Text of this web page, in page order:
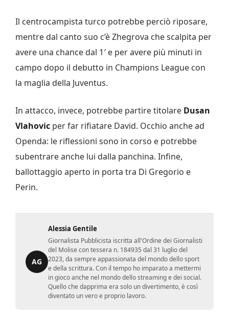
Il centrocampista turco potrebbe perciò riposare,
mentre dal canto suo c’è Zhegrova che scalpita per
avere una chance dal 1′ e per avere più minuti in
campo dopo il debutto in Champions League con
la maglia della Juventus.
In attacco, invece, potrebbe partire titolare Dusan
Vlahovic per far rifiatare David. Occhio anche ad
Openda: le riflessioni sono in corso e potrebbe
subentrare anche lui dalla panchina. Infine,
ballottaggio aperto in porta tra Di Gregorio e
Perin.
AG
Alessia Gentile
Giornalista Pubblicista iscritta all'Ordine dei Giornalisti
del Molise con tessera n. 184935 dal 31 luglio del
2023, da sempre appassionata del mondo dello sport
e della scrittura. Con il tempo ho imparato a mettermi
in gioco anche nel mondo dello streaming e dei social.
Quello che dapprima era solo un divertimento, è così
diventato un vero e proprio lavoro.